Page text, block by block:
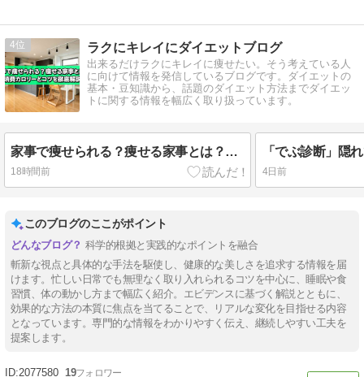
4 ラクにキレイにダイエットブログ
出来るだけラクにキレイに痩せたい。そう考えている人
に向けて情報を発信しているブログです。ダイエットの
基本・豆知識から、話題のダイエット方法までダイエッ
トに関する情報を幅広く取り扱っています。
家事で痩せられる？痩せる家事とは？消費カロリーとコツを徹底解説
18時間前 4日前
このブログのここがポイント
科学的根拠と実践的なポイントを融合
斬新な視点と具体的な手法を駆使し、健康的な美しさを追求する情報を届
けます。忙しい日常でも無理なく取り入れられるコツを中心に、睡眠や食
習慣、体の動かし方まで幅広く紹介。エビデンスに基づく解説とともに、
効果的な方法の本質に焦点を当てることで、リアルな変化を目指せる内容
となっています。専門的な情報をわかりやすく伝え、継続しやすい工夫を
提案します。
2077580 19